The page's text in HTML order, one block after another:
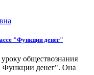
"Функции денег"
обществознания
Функции денег". Она